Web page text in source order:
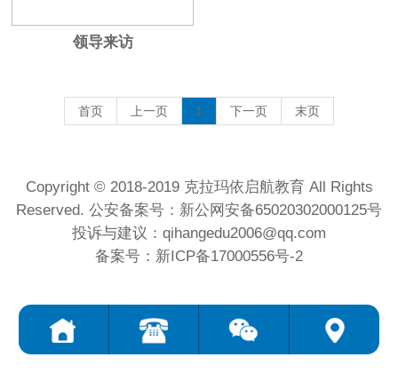
领导来访
首页 上一页 1 下一页 末页
Copyright © 2018-2019 克拉玛依启航教育 All Rights
Reserved. 公安备案号：新公网安备65020302000125号
投诉与建议：qihangedu2006@qq.com
备案号：新ICP备17000556号-2